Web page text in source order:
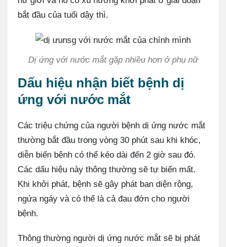
bắt đầu của tuổi dậy thì.
Dị ứng với nước mắt gặp nhiều hơn ở phụ nữ
Dấu hiệu nhận biết bệnh dị
ứng với nước mắt
Các triệu chứng của người bệnh dị ứng nước mắt
thường bắt đầu trong vòng 30 phút sau khi khóc,
diễn biến bệnh có thể kéo dài đến 2 giờ sau đó.
Các dấu hiệu này thông thường sẽ tự biến mất.
Khi khởi phát, bệnh sẽ gây phát ban diện rộng,
ngứa ngáy và có thể là cả đau đớn cho người
bệnh.
Thông thường người dị ứng nước mắt sẽ bị phát